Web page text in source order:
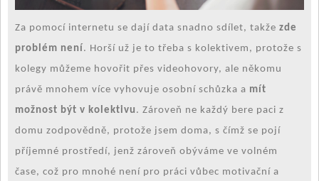
Za pomocí internetu se dají data snadno sdílet, takže zde
problém není . Horší už je to třeba s kolektivem, protože s
kolegy můžeme hovořit přes videohovory, ale někomu
právě mnohem více vyhovuje osobní schůzka a mít
možnost být v kolektivu . Zároveň ne každý bere paci z
domu zodpovědně, protože jsem doma, s čímž se pojí
příjemné prostředí, jenž zároveň obýváme ve volném
čase, což pro mnohé není pro práci vůbec motivační a